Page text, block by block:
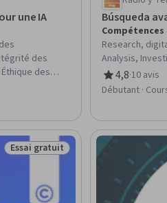
une IA
des
des
L'IA
des
Búsqueda
Research,
Analysis,
4,8
évaluation,
·10 avis
Débutant ·
Statut : Essai gratuit
Essai gratuit